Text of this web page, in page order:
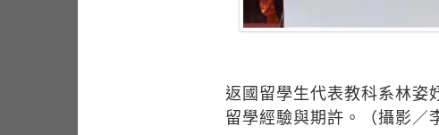
返國留學生代表教科系林姿
留學經驗與期許。（攝影／